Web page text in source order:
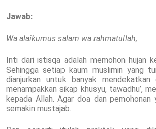
Jawab:
Wa alaikumus salam wa rahmatullah,
Inti dari istisqa adalah memohon hujan
Sehingga setiap kaum muslimin yang
dianjurkan untuk banyak
menampakkan sikap khusyu, tawadhu’,
kepada Allah. Agar doa dan pemohonan
semakin mustajab.